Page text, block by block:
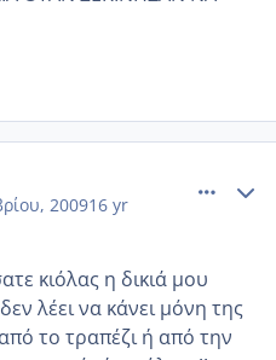
200916 yr
κιόλας η δικιά μου
λέει να κάνει μόνη της
το τραπέζι ή από την